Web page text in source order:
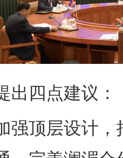
四点建议：
顶层设计，